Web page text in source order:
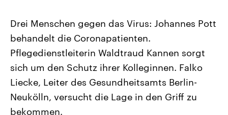
Landtagswahl Sachsen-Anhalt
2026
Alle Informationen
Sachsen-Anhalt wählt am 6.
September 2026 einen neuen
Bundesland von einer Koalition aus
USA
Aktuelle Beiträge,
Hintergründe
gehören die Vereinigten
Drei Menschen gegen das Virus: Johannes Pott
behandelt die Coronapatienten.
Pflegedienstleiterin Waldtraud Kannen sorgt
sich um den Schutz ihrer Kolleginnen. Falko
Liecke, Leiter des Gesundheitsamts Berlin-
Neukölln, versucht die Lage in den Griff zu
bekommen.